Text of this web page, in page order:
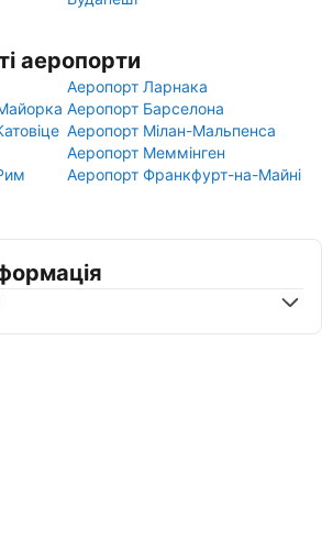
аеропорти
Аеропорт Ларнака
Аеропорт Барселона
Аеропорт Мілан-Мальпенса
Аеропорт Меммінген
Аеропорт Франкфурт-на-Майні